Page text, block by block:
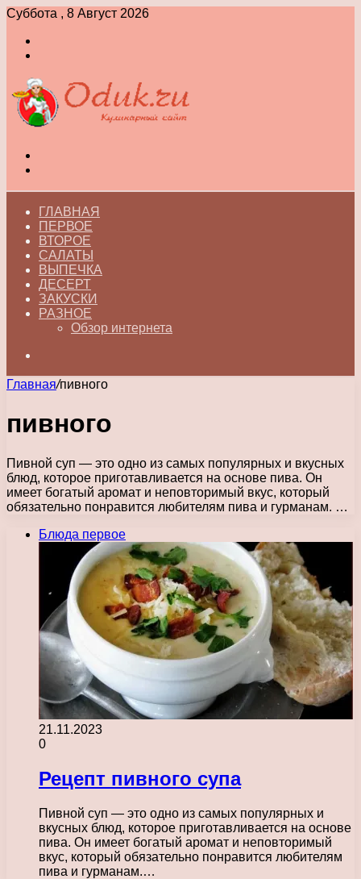
Суббота , 8 Август 2026
ГЛАВНАЯ
ПЕРВОЕ
ВТОРОЕ
САЛАТЫ
ВЫПЕЧКА
ДЕСЕРТ
ЗАКУСКИ
РАЗНОЕ
Обзор интернета
Главная/пивного
пивного
Пивной суп — это одно из самых популярных и вкусных
блюд, которое приготавливается на основе пива. Он
имеет богатый аромат и неповторимый вкус, который
обязательно понравится любителям пива и гурманам. …
Блюда первое
21.11.2023
0
Рецепт пивного супа
Пивной суп — это одно из самых популярных и
вкусных блюд, которое приготавливается на основе
пива. Он имеет богатый аромат и неповторимый
вкус, который обязательно понравится любителям
пива и гурманам.…